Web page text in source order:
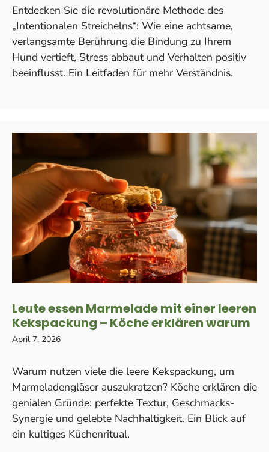
Entdecken Sie die revolutionäre Methode des
„Intentionalen Streichelns“: Wie eine achtsame,
verlangsamte Berührung die Bindung zu Ihrem
Hund vertieft, Stress abbaut und Verhalten positiv
beeinflusst. Ein Leitfaden für mehr Verständnis.
Leute essen Marmelade mit einer leeren
Kekspackung – Köche erklären warum
April 7, 2026
Warum nutzen viele die leere Kekspackung, um
Marmeladengläser auszukratzen? Köche erklären die
genialen Gründe: perfekte Textur, Geschmacks-
Synergie und gelebte Nachhaltigkeit. Ein Blick auf
ein kultiges Küchenritual.